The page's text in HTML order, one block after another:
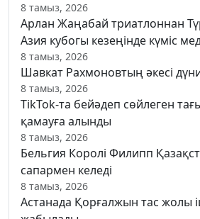
8 тамыз, 2026
Арлан Жаңабай триатлоннан
Азия кубогы кезеңінде күміс
8 тамыз, 2026
Шавкат Рахмоновтың әкесі
8 тамыз, 2026
TikTok-та бейәдеп сөйлеген
қамауға алынды
8 тамыз, 2026
Бельгия Королі Филипп
сапармен келеді
8 тамыз, 2026
Астанада Қорғалжын тас жолы